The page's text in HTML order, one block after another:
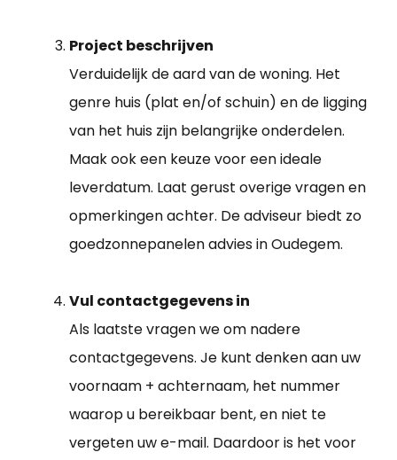
Project beschrijven
Verduidelijk de aard van de woning. Het
genre huis (plat en/of schuin) en de ligging
van het huis zijn belangrijke onderdelen.
Maak ook een keuze voor een ideale
leverdatum. Laat gerust overige vragen en
opmerkingen achter. De adviseur biedt zo
goedzonnepanelen advies in Oudegem.
Vul contactgegevens in
Als laatste vragen we om nadere
contactgegevens. Je kunt denken aan uw
voornaam + achternaam, het nummer
waarop u bereikbaar bent, en niet te
vergeten uw e-mail. Daardoor is het voor